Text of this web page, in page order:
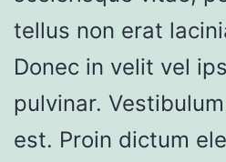
tellus non erat
Donec in velit vel
pulvinar.
est. Proin dictum